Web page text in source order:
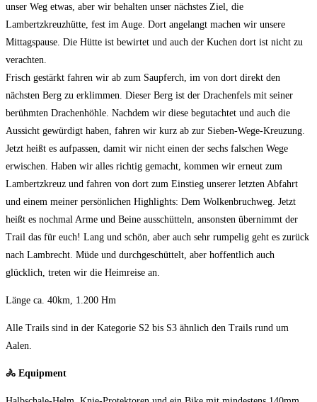
unser Weg etwas, aber wir behalten unser nächstes Ziel, die
Lambertzkreuzhütte, fest im Auge. Dort angelangt machen wir unsere
Mittagspause. Die Hütte ist bewirtet und auch der Kuchen dort ist nicht zu
verachten.
Frisch gestärkt fahren wir ab zum Saupferch, im von dort direkt den
nächsten Berg zu erklimmen. Dieser Berg ist der Drachenfels mit seiner
berühmten Drachenhöhle. Nachdem wir diese begutachtet und auch die
Aussicht gewürdigt haben, fahren wir kurz ab zur Sieben-Wege-Kreuzung.
Jetzt heißt es aufpassen, damit wir nicht einen der sechs falschen Wege
erwischen. Haben wir alles richtig gemacht, kommen wir erneut zum
Lambertzkreuz und fahren von dort zum Einstieg unserer letzten Abfahrt
und einem meiner persönlichen Highlights: Dem Wolkenbruchweg. Jetzt
heißt es nochmal Arme und Beine ausschütteln, ansonsten übernimmt der
Trail das für euch! Lang und schön, aber auch sehr rumpelig geht es zurück
nach Lambrecht. Müde und durchgeschüttelt, aber hoffentlich auch
glücklich, treten wir die Heimreise an.
Länge ca. 40km, 1.200 Hm
Alle Trails sind in der Kategorie S2 bis S3 ähnlich den Trails rund um
Aalen.
🚴 Equipment